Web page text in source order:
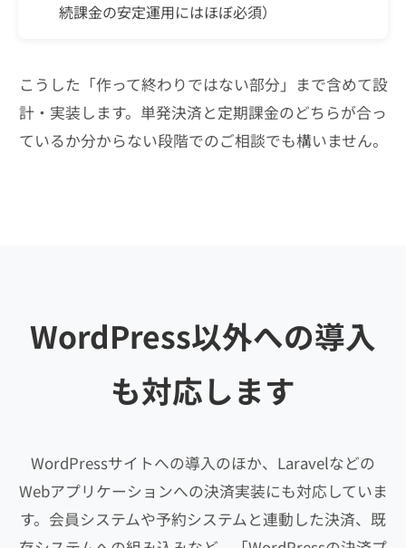
続課金の安定運用にはほぼ必須）
こうした「作って終わりではない部分」まで含めて設
計・実装します。単発決済と定期課金のどちらが合っ
ているか分からない段階でのご相談でも構いません。
WordPress以外への導入
も対応します
WordPressサイトへの導入のほか、Laravelなどの
Webアプリケーションへの決済実装にも対応していま
す。会員システムや予約システムと連動した決済、既